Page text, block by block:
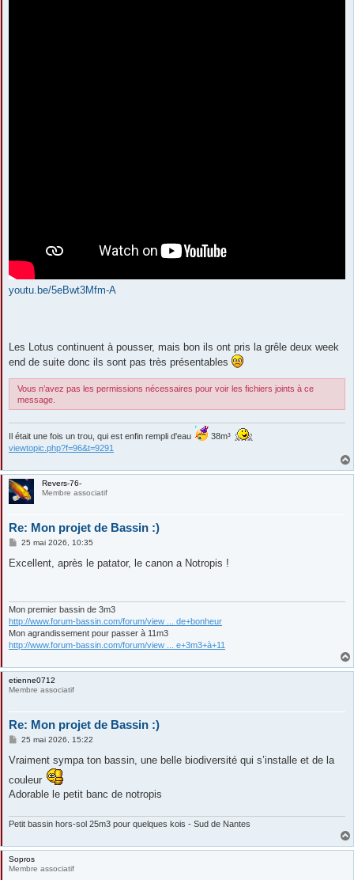
youtu.be/5eBwt3Mfm-A
Les Lotus continuent à pousser, mais bon ils ont pris la grêle deux week
end de suite donc ils sont pas très présentables
Vous n’avez pas les permissions nécessaires pour voir les fichiers joints à ce
message.
Il était une fois un trou, qui est enfin rempli d'eau
38m³
viewtopic.php?f=96&t=9291
Revers-76-
Membre associatif
Re: Mon projet de Bassin :)
M
s
25 mai 2026, 10:35
Excellent, après le patator, le canon a Notropis !
Mon premier bassin de 3m3
http://www.forum-bassin.com/forum/view ... de+bonheur
Mon agrandissement pour passer à 11m3
http://www.forum-bassin.com/forum/view ... e+3m3+à+11
etienne0712
Membre associatif
Re: Mon projet de Bassin :)
M
s
a
g
e
25 mai 2026, 15:22
Vraiment sympa ton bassin, une belle biodiversité qui s’installe et de la
couleur
Adorable le petit banc de notropis
Petit bassin hors-sol 25m3 pour quelques kois - Sud de Nantes
Sopros
Membre associatif